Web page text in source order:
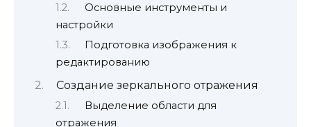
Основные инструменты и
настройки
Подготовка изображения к
редактированию
Создание зеркального отражения
Выделение области для
отражения